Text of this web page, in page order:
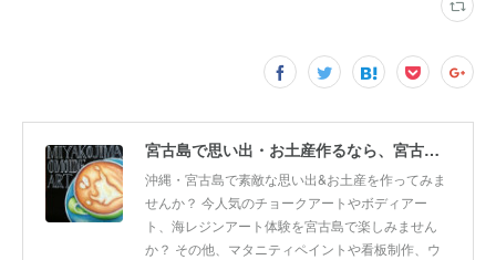
宮古島で思い出・お土産作るなら、宮古島思い出アート。人気のボディアートやチョークアート、海レジンアート体験が楽しめます！
沖縄・宮古島で素敵な思い出&お土産を作ってみま
せんか？ 今人気のチョークアートやボディアー
ト、海レジンアート体験を宮古島で楽しみません
か？ その他、マタニティペイントや看板制作、ウ